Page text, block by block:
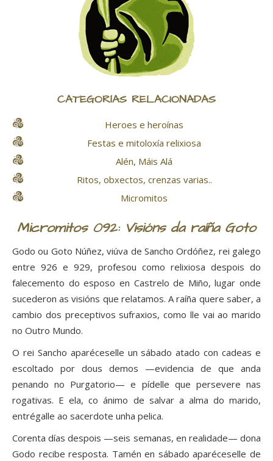
CATEGORÍAS RELACIONADAS
Heroes e heroínas
Festas e mitoloxía relixiosa
Alén, Máis Alá
Ritos, obxectos, crenzas varias..
Micromitos
Micromitos 092: Visións da raíña Goto
Godo ou Goto Núñez, viúva de Sancho Ordóñez, rei galego
entre 926 e 929, profesou como relixiosa despois do
falecemento do esposo en Castrelo de Miño, lugar onde
sucederon as visións que relatamos. A raíña quere saber, a
cambio dos preceptivos sufraxios, como lle vai ao marido
no Outro Mundo.
O rei Sancho aparéceselle un sábado atado con cadeas e
escoltado por dous demos —evidencia de que anda
penando no Purgatorio— e pídelle que persevere nas
rogativas. E ela, co ánimo de salvar a alma do marido,
entrégalle ao sacerdote unha pelica.
Corenta días despois —seis semanas, en realidade— dona
Godo recibe resposta. Tamén en sábado aparéceselle de